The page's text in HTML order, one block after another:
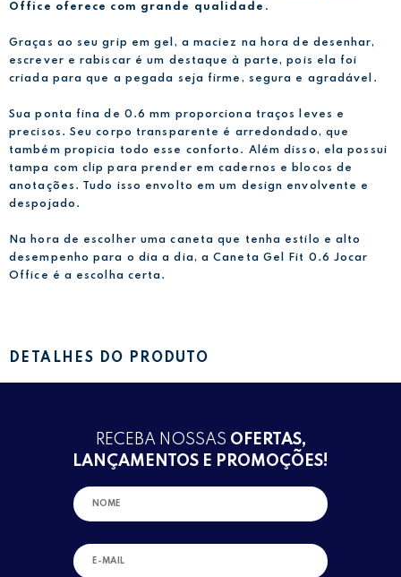
Office oferece com grande qualidade.
Graças ao seu grip em gel, a maciez na hora de desenhar,
escrever e rabiscar é um destaque à parte, pois ela foi
criada para que a pegada seja firme, segura e agradável.
Sua ponta fina de 0.6 mm proporciona traços leves e
precisos. Seu corpo transparente é arredondado, que
também propicia todo esse conforto. Além disso, ela possui
tampa com clip para prender em cadernos e blocos de
anotações. Tudo isso envolto em um design envolvente e
despojado.
Na hora de escolher uma caneta que tenha estilo e alto
desempenho para o dia a dia, a Caneta Gel Fit 0.6 Jocar
Office é a escolha certa.
DETALHES DO PRODUTO
RECEBA NOSSAS OFERTAS,
LANÇAMENTOS E PROMOÇÕES!